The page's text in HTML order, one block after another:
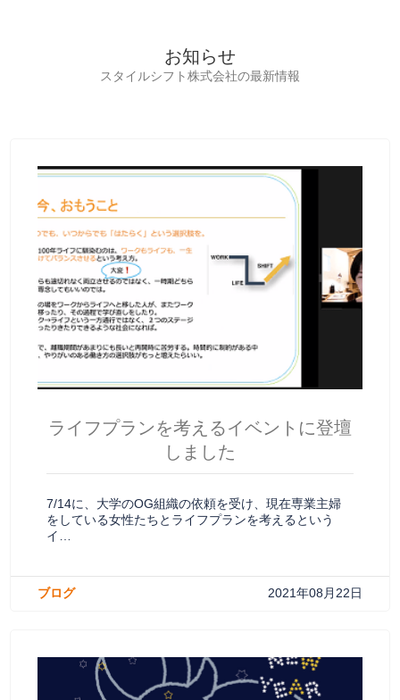
お知らせ
スタイルシフト株式会社の最新情報
ライフプランを考えるイベントに登壇
しました
7/14に、大学のOG組織の依頼を受け、現在専業主婦
をしている女性たちとライフプランを考えるという
イ…
ブログ 2021年08月22日